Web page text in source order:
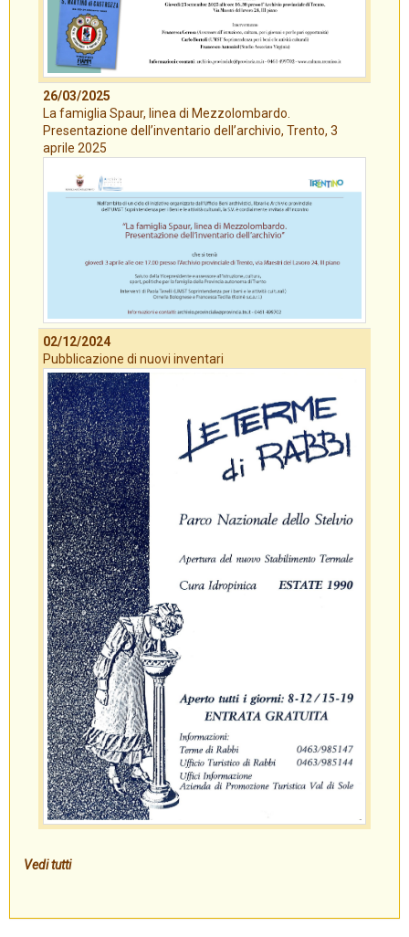
26/03/2025
La famiglia Spaur, linea di Mezzolombardo.
Presentazione dell’inventario dell’archivio, Trento, 3
aprile 2025
02/12/2024
Pubblicazione di nuovi inventari
Vedi tutti